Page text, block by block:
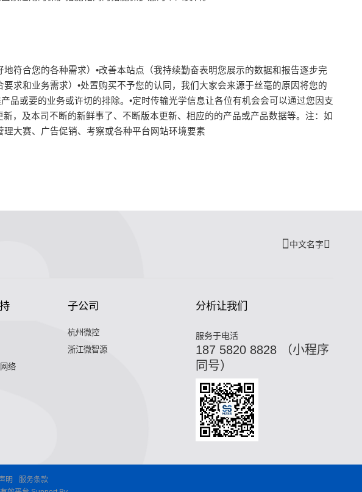
符合您的各种需求）•改善本站点（我持续勤奋表明您展示的数据和报告逐步完
求和业务需求）•处置购买不予您的认同，我们大家会来源于丝毫的原因将您的
或要的业务或许切的排除。•定时传输光学信息让各位有机会会可以通过您因支
，及本司不断的新鲜事了、不断版本更新、相应的的产品或产品数据等。注：如
大赛、广告促销、考察或各种平台网站环境要素
中文名字
络
子公司
杭州微控
浙江微智源
分析让我们
服务于电活
187 5820 8828 （小程序
同号）
明
服务条款